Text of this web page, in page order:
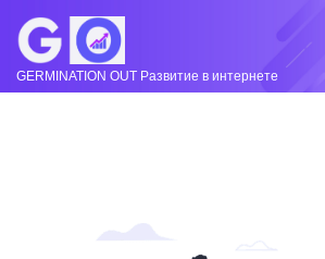
GERMINATION OUT Развитие в интернете